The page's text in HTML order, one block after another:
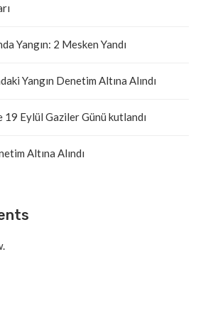
Yangın: 2 Mesken Yandı
Yangın Denetim Altına Alındı
19 Eylül Gaziler Günü kutlandı
Altına Alındı